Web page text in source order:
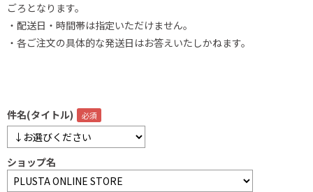
ごろとなります。
・配送日・時間帯は指定いただけません。
・各ご注文の具体的な発送日はお答えいたしかねます。
件名(タイトル)
ショップ名